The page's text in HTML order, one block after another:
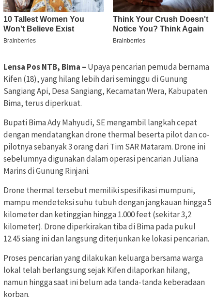
Lensa Pos NTB, Bima – Upaya pencarian pemuda bernama
Kifen (18), yang hilang lebih dari seminggu di Gunung
Sangiang Api, Desa Sangiang, Kecamatan Wera, Kabupaten
Bima, terus diperkuat.
Bupati Bima Ady Mahyudi, SE mengambil langkah cepat
dengan mendatangkan drone thermal beserta pilot dan co-
pilotnya sebanyak 3 orang dari Tim SAR Mataram. Drone ini
sebelumnya digunakan dalam operasi pencarian Juliana
Marins di Gunung Rinjani.
Drone thermal tersebut memiliki spesifikasi mumpuni,
mampu mendeteksi suhu tubuh dengan jangkauan hingga 5
kilometer dan ketinggian hingga 1.000 feet (sekitar 3,2
kilometer). Drone diperkirakan tiba di Bima pada pukul
12.45 siang ini dan langsung diterjunkan ke lokasi pencarian.
Proses pencarian yang dilakukan keluarga bersama warga
lokal telah berlangsung sejak Kifen dilaporkan hilang,
namun hingga saat ini belum ada tanda-tanda keberadaan
korban.